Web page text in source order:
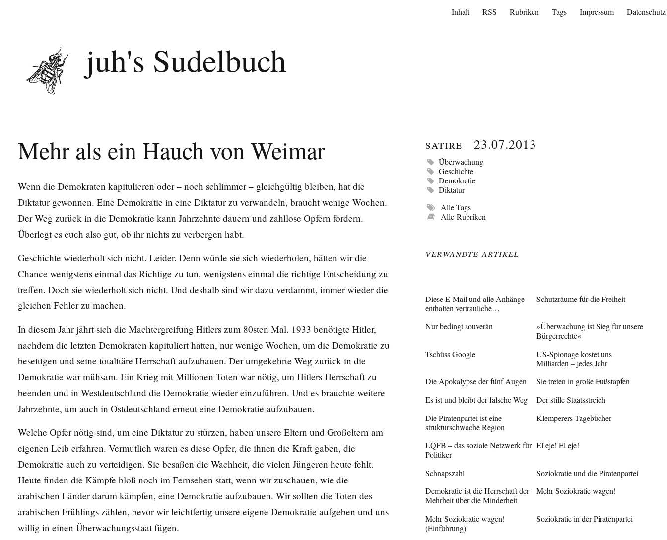
Inhalt RSS Rubriken Tags Impressum Datenschutz
juh's Sudelbuch
Mehr als ein Hauch von Weimar
Wenn die Demokraten kapitulieren oder – noch schlimmer – gleichgültig bleiben, hat die
Diktatur gewonnen. Eine Demokratie in eine Diktatur zu verwandeln, braucht wenige Wochen.
Der Weg zurück in die Demokratie kann Jahrzehnte dauern und zahllose Opfern fordern.
Überlegt es euch also gut, ob ihr nichts zu verbergen habt.
Geschichte wiederholt sich nicht. Leider. Denn würde sie sich wiederholen, hätten wir die
Chance wenigstens einmal das Richtige zu tun, wenigstens einmal die richtige Entscheidung zu
treffen. Doch sie wiederholt sich nicht. Und deshalb sind wir dazu verdammt, immer wieder die
gleichen Fehler zu machen.
In diesem Jahr jährt sich die Machtergreifung Hitlers zum 80sten Mal. 1933 benötigte Hitler,
nachdem die letzten Demokraten kapituliert hatten, nur wenige Wochen, um die Demokratie zu
beseitigen und seine totalitäre Herrschaft aufzubauen. Der umgekehrte Weg zurück in die
Demokratie war mühsam. Ein Krieg mit Millionen Toten war nötig, um Hitlers Herrschaft zu
beenden und in Westdeutschland die Demokratie wieder einzuführen. Und es brauchte weitere
Jahrzehnte, um auch in Ostdeutschland erneut eine Demokratie aufzubauen.
Welche Opfer nötig sind, um eine Diktatur zu stürzen, haben unsere Eltern und Großeltern am
eigenen Leib erfahren. Vermutlich waren es diese Opfer, die ihnen die Kraft gaben, die
Demokratie auch zu verteidigen. Sie besaßen die Wachheit, die vielen Jüngeren heute fehlt.
Heute finden die Kämpfe bloß noch im Fernsehen statt, wenn wir zuschauen, wie die
arabischen Länder darum kämpfen, eine Demokratie aufzubauen. Wir sollten die Toten des
arabischen Frühlings zählen, bevor wir leichtfertig unsere eigene Demokratie aufgeben und uns
willig in einen Überwachungsstaat fügen.
Satire 23.07.2013
Überwachung
Geschichte
Demokratie
Diktatur
Alle Tags
Alle Rubriken
Verwandte Artikel
Diese E-Mail und alle Anhänge
enthalten vertrauliche…
Schutzräume für die Freiheit
Nur bedingt souverän
»Überwachung ist Sieg für unsere
Bürgerrechte«
Tschüss Google
US-Spionage kostet uns
Milliarden – jedes Jahr
Die Apokalypse der fünf Augen
Sie treten in große Fußstapfen
Es ist und bleibt der falsche Weg
Der stille Staatsstreich
Die Piratenpartei ist eine
strukturschwache Region
Klemperers Tagebücher
LQFB – das soziale Netzwerk für
Politiker
El eje! El eje!
Schnapszahl
Soziokratie und die Piratenpartei
Demokratie ist die Herrschaft der
Mehrheit über die Minderheit
Mehr Soziokratie wagen!
Mehr Soziokratie wagen!
(Einführung)
Soziokratie in der Piratenpartei